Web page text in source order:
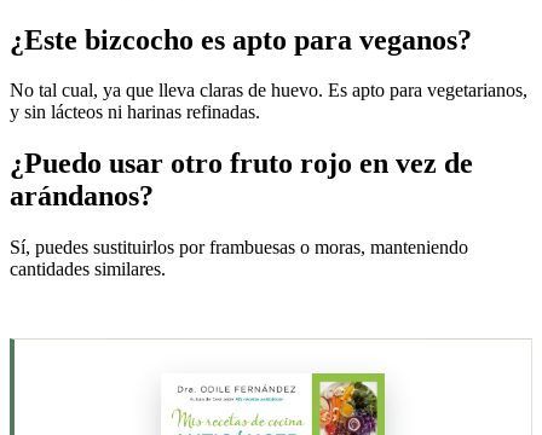
¿Este bizcocho es apto para veganos?
No tal cual, ya que lleva claras de huevo. Es apto para vegetarianos,
y sin lácteos ni harinas refinadas.
¿Puedo usar otro fruto rojo en vez de
arándanos?
Sí, puedes sustituirlos por frambuesas o moras, manteniendo
cantidades similares.